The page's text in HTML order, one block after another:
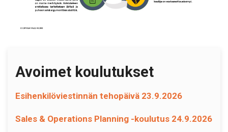
Avoimet koulutukset
Esihenkilöviestinnän tehopäivä 23.9.2026
Sales & Operations Planning -koulutus 24.9.2026